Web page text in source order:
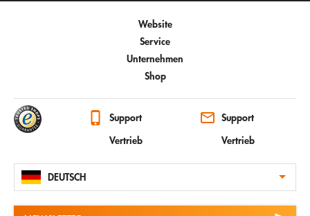
Website
Service
Unternehmen
Shop
Support
Vertrieb
Support
Vertrieb
DEUTSCH